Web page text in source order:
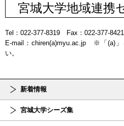
宮城大学地域連携
Tel：022-377-8319 Fax：022-377-8421
E-mail：chiren(a)myu.ac.jp ※「(a)
い。
新着情報
宮城大学シーズ集